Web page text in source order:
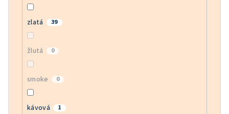
zlatá 39
žlutá 0
smoke 0
kávová 1